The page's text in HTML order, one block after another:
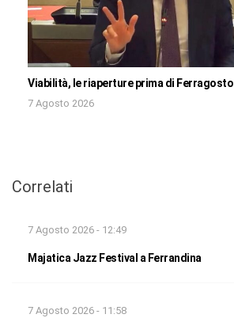
Viabilità, le riaperture prima di Ferragosto
7 Agosto 2026
Correlati
7 Agosto 2026 - 12:49
Majatica Jazz Festival a Ferrandina
7 Agosto 2026 - 11:58